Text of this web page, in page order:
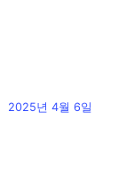
2025년 4월 6일